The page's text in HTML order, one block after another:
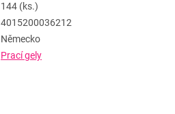
144 (ks.)
4015200036212
Německo
Prací gely